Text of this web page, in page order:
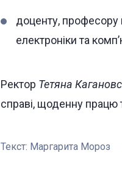
доценту, професору
електроніки та
Ректор Тетяна
справі, щоденну працю
Текст: Маргарита Мороз